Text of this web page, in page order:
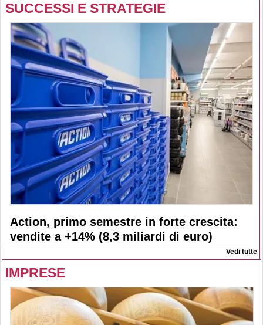
SUCCESSI E STRATEGIE
Action, primo semestre in forte crescita:
vendite a +14% (8,3 miliardi di euro)
Vedi tutte
IMPRESE